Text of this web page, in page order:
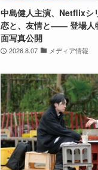
中島健人主演、Netflixシ
恋と、友情と―― 登場人
面写真公開
2026.8.07 メディア情報